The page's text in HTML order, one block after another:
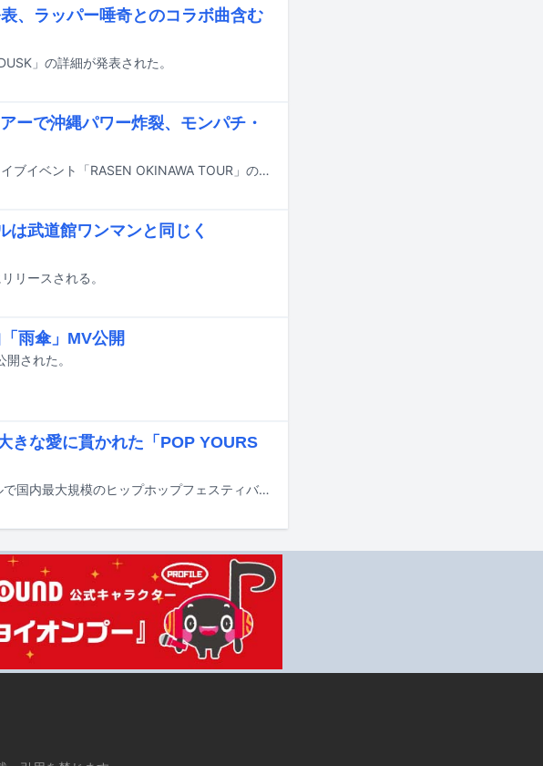
、ラッパー唾奇とのコラボ曲含む
」の詳細が発表された。
で沖縄パワー炸裂、モンパチ・
Awich、OZworld、唾奇、CHICO CARLITOが出演するライブイベント「RASEN OKINAWA TOUR」の東京公演が7月13日にZepp DiverCity（TOKYO）で開催された。
武道館ワンマンと同じく
リースされる。
雨傘」MV公開
された。
な愛に貫かれた「POP YOURS
5月24、25日に千葉・幕張メッセ国際展示場9～11ホールで国内最大規模のヒップホップフェスティバル「POP YOURS 2025」が開催された。